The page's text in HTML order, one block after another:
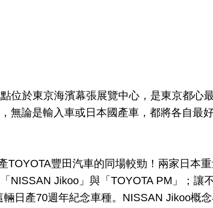
位於東京海濱幕張展覽中心，是東京都心
無論是輸入車或日本國產車，都將各自最
豐田汽車的同場較勁！兩家日本
NISSAN Jikoo」與「TOYOTA PM」；讓
日產70週年紀念車種。NISSAN Jikoo概